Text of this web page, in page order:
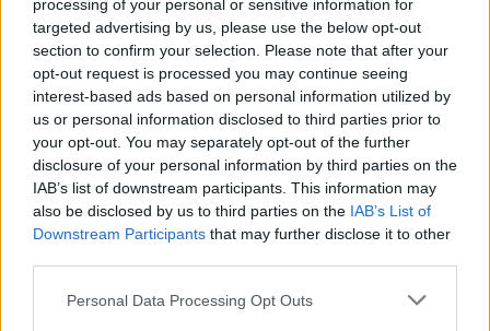
processing of your personal or sensitive information for
targeted advertising by us, please use the below opt-out
section to confirm your selection. Please note that after your
opt-out request is processed you may continue seeing
interest-based ads based on personal information utilized by
us or personal information disclosed to third parties prior to
your opt-out. You may separately opt-out of the further
disclosure of your personal information by third parties on the
IAB’s list of downstream participants. This information may
also be disclosed by us to third parties on the IAB’s List of
Downstream Participants that may further disclose it to other
Personal Data Processing Opt Outs
Κατασχέθηκε σχεδόν μισό κιλό κάνναβης
«Δύο μέρες μόνο»
Πάρος: Στον εισαγγελέα σήμερα ο ιδιοκτήτης του beach
bar για τον θάνατο του 4χρονου
09:52
κρουσμάτων